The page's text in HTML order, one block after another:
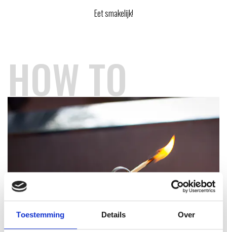
Toestemming Details Over
Eet smakelijk!
HOW TO